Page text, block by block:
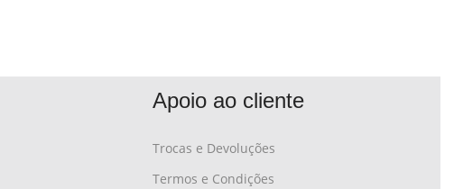
Apoio ao cliente
Trocas e Devoluções
Termos e Condições